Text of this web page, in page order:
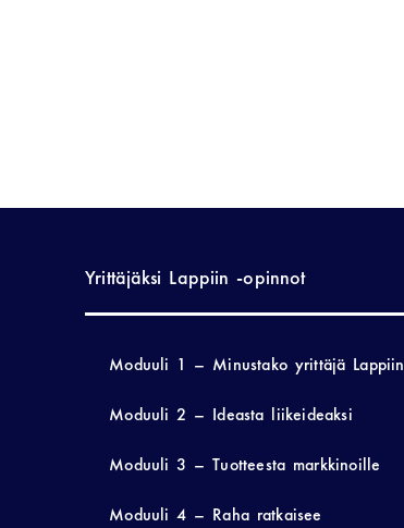
Yrittäjäksi Lappiin -opinnot
Moduuli 1 – Minustako yrittäjä Lappiin
Moduuli 2 – Ideasta liikeideaksi
Moduuli 3 – Tuotteesta markkinoille
Moduuli 4 – Raha ratkaisee